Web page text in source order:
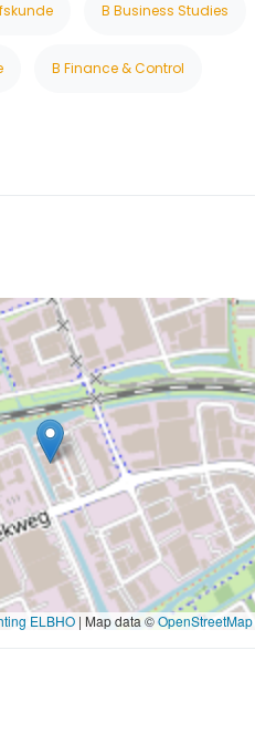
B Business Studies
B Finance & Control
ELBHO | Map data ©OpenStreetMap